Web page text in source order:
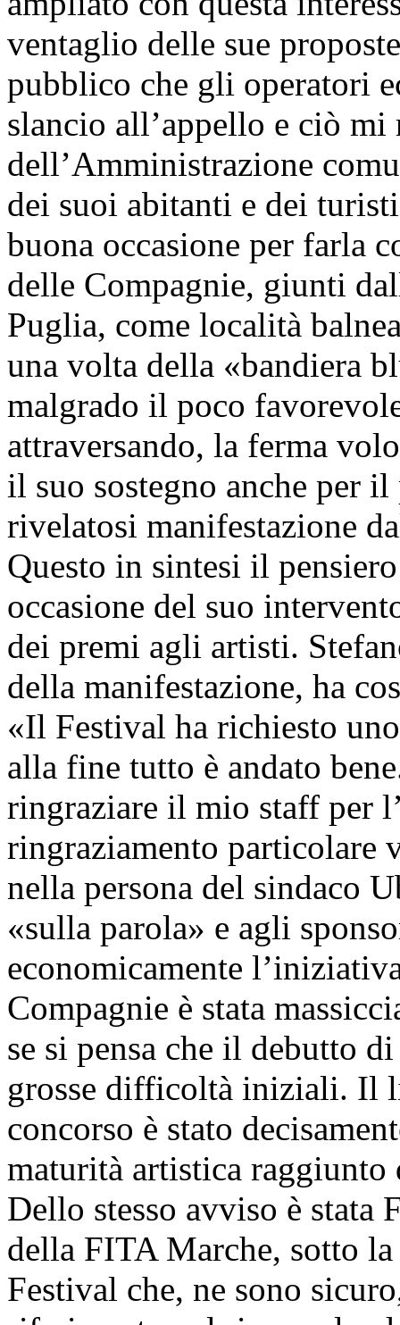
ventaglio delle sue
pubblico che gli operatori
slancio all’appello e ciò
dell’Amministrazione
dei suoi abitanti e dei
buona occasione per farla
delle Compagnie, giunti
Puglia, come località
una volta della «bandiera
malgrado il poco
attraversando, la ferma
il suo sostegno anche per
rivelatosi manifestazione
Questo in sintesi il
occasione del suo
dei premi agli artisti.
della manifestazione, ha
«Il Festival ha richiesto
alla fine tutto è andato
ringraziare il mio staff per
ringraziamento particolare
nella persona del sindaco
«sulla parola» e agli
economicamente
Compagnie è stata
se si pensa che il debutto
grosse difficoltà iniziali. Il
concorso è stato
maturità artistica
Dello stesso avviso è stata
della FITA Marche, sotto
Festival che, ne sono